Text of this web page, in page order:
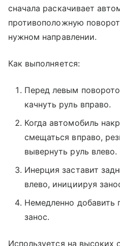
сначала раскачивает
противоположную
нужном направлении.
Как выполняется:
Перед левым
качнуть руль вправо.
Когда автомобиль
смещаться вправо,
вывернуть руль влево.
Инерция заставит
влево, инициируя
Немедленно добавить
занос.
Используется на высоких